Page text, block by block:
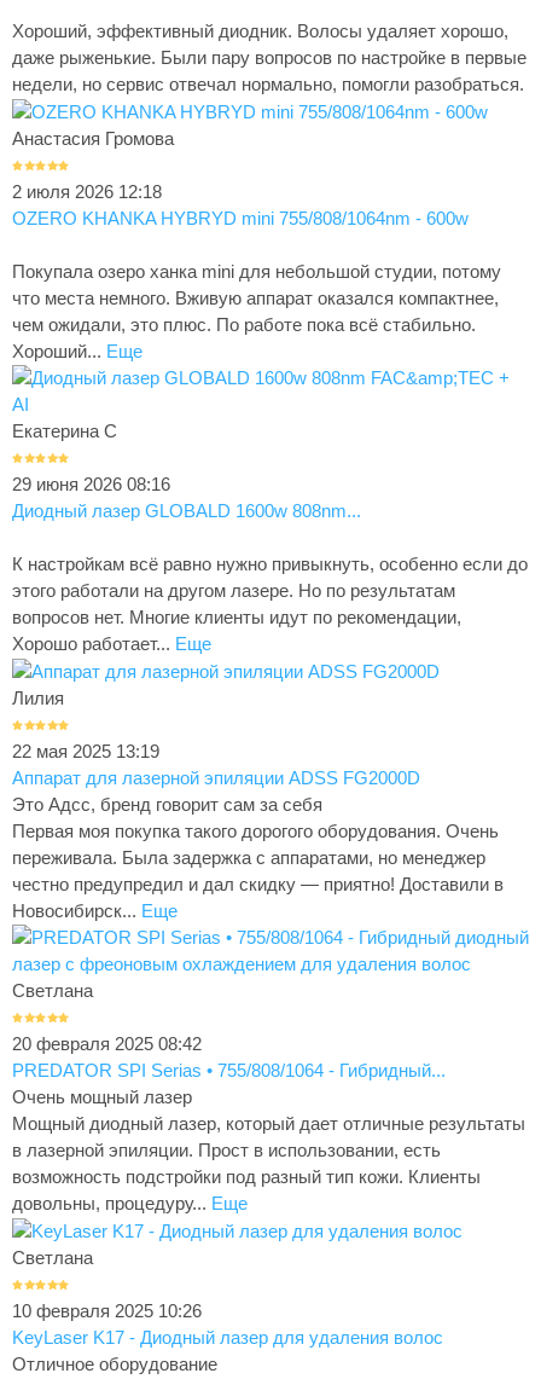
Хороший, эффективный диодник. Волосы удаляет хорошо,
даже рыженькие. Были пару вопросов по настройке в первые
недели, но сервис отвечал нормально, помогли разобраться.
Анастасия Громова
2 июля 2026 12:18
OZERO KHANKA HYBRYD mini 755/808/1064nm - 600w
Покупала озеро ханка mini для небольшой студии, потому
что места немного. Вживую аппарат оказался компактнее,
чем ожидали, это плюс. По работе пока всё стабильно.
Хороший... Еще
Екатерина С
29 июня 2026 08:16
Диодный лазер GLOBALD 1600w 808nm...
К настройкам всё равно нужно привыкнуть, особенно если до
этого работали на другом лазере. Но по результатам
вопросов нет. Многие клиенты идут по рекомендации,
Хорошо работает... Еще
Лилия
22 мая 2025 13:19
Аппарат для лазерной эпиляции ADSS FG2000D
Это Адсс, бренд говорит сам за себя
Первая моя покупка такого дорогого оборудования. Очень
переживала. Была задержка с аппаратами, но менеджер
честно предупредил и дал скидку — приятно! Доставили в
Новосибирск... Еще
Светлана
20 февраля 2025 08:42
PREDATOR SPI Serias • 755/808/1064 - Гибридный...
Очень мощный лазер
Мощный диодный лазер, который дает отличные результаты
в лазерной эпиляции. Прост в использовании, есть
возможность подстройки под разный тип кожи. Клиенты
довольны, процедуру... Еще
Светлана
10 февраля 2025 10:26
KeyLaser K17 - Диодный лазер для удаления волос
Отличное оборудование